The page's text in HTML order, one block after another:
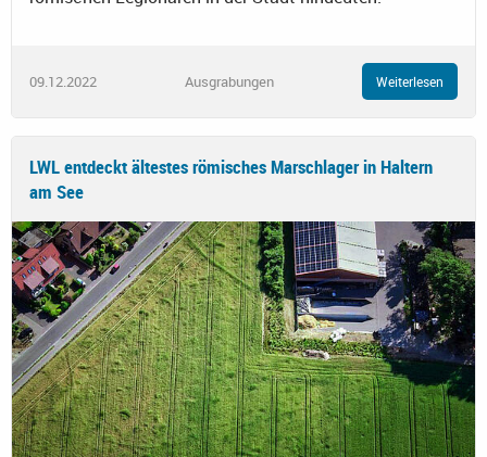
09.12.2022 Ausgrabungen Weiterlesen
LWL entdeckt ältestes römisches Marschlager in Haltern
am See